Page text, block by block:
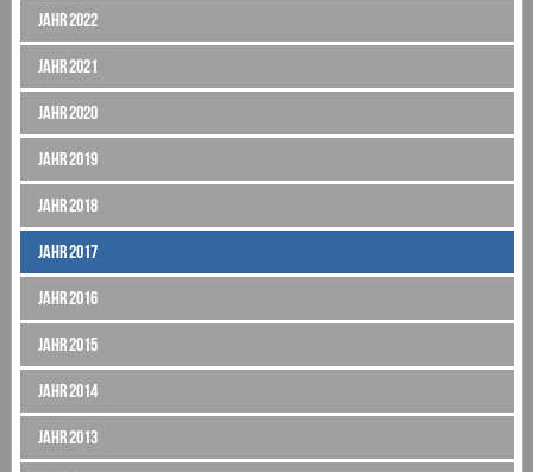
Jahr 2022
Jahr 2021
Jahr 2020
Jahr 2019
Jahr 2018
Jahr 2017
Jahr 2016
Jahr 2015
Jahr 2014
Jahr 2013